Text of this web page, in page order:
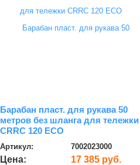
Барабан пласт. для рукава 50
метров без шланга для тележки
CRRC 120 ECO
Артикул: 7002023000
Цена: 17 385 руб.